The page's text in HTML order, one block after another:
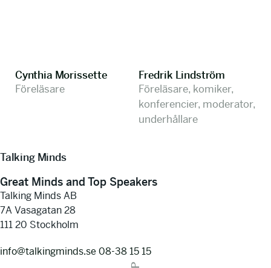
Cynthia Morissette
Föreläsare
Fredrik Lindström
Föreläsare, komiker,
konferencier, moderator,
underhållare
Talking Minds
Great Minds and Top Speakers
Talking Minds AB
7A Vasagatan 28
111 20 Stockholm
info@talkingminds.se 08-38 15 15